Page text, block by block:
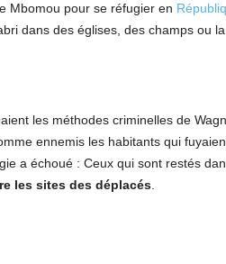
Mbomou pour se réfugier en
dans des églises, des champs ou la
les méthodes criminelles de
ennemis les habitants qui
a échoué : Ceux qui sont restés
les sites des déplacés